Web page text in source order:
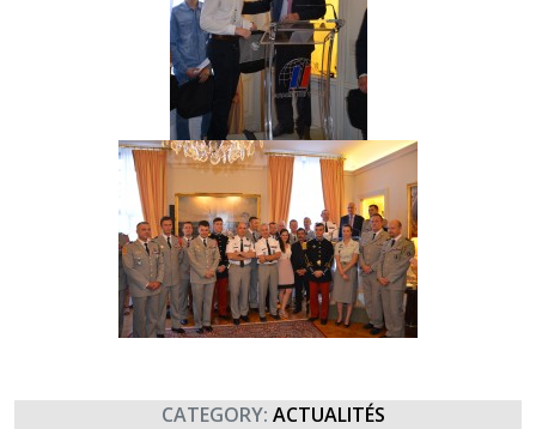
CATEGORY: ACTUALITÉS